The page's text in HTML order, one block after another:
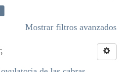
Mostrar filtros avanzados